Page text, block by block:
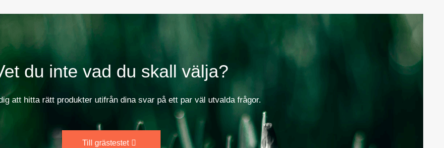
du inte vad du skall välja?
att hitta rätt produkter utifrån dina svar på ett par väl utvalda frågor.
Till grästestet